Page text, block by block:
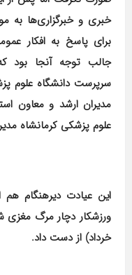
خبری و خبرگزاری‌ها به
برای پاسخ به افکار
جالب توجه آنجا بود
سرپرست دانشگاه علوم
مدیران ارشد و معاون
علوم پزشکی کرمانشاه
این عیادت دیرهنگام هم
خرداد) از دست داد.